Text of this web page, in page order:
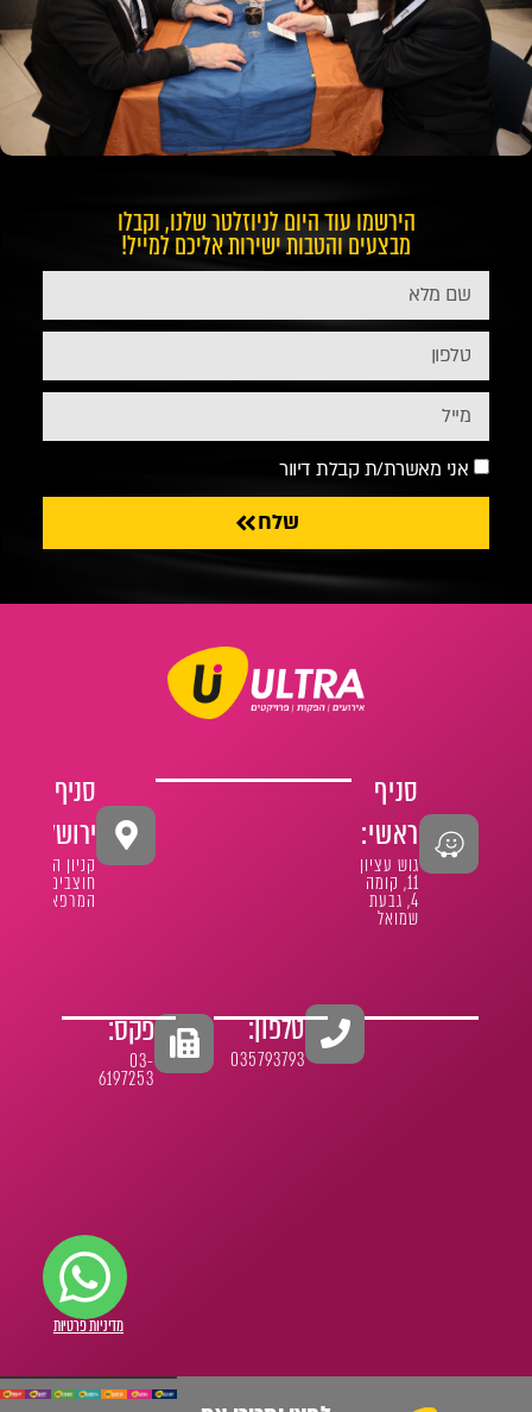
הירשמו עוד היום לניוזלטר שלנו, וקבלו
מבצעים והטבות ישירות אליכם למייל!
אני מאשרת/ת קבלת דיוור
שלח
סניף
ראשי:
גוש עציון
11, קומה
4, גבעת
שמואל
סניף
ירושלים:
קניון הר
חוצבים
המרפא 1
טלפון:
035793793
פקס:
03-
6197253
הצהרת נגישות
מדיניות פרטיות